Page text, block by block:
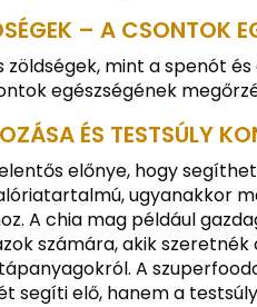
– A CSONTOK
zöldségek, mint a spenót
egészségének
ÉS TESTSÚLY
előnye, hogy
ugyanakkor
A chia mag például
számára, akik
A
segíti elő, hanem a